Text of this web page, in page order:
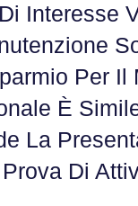
Interesse
Per Il
È
La
Di